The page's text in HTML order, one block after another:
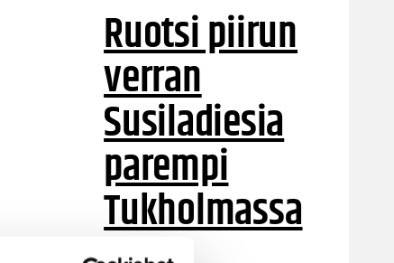
Ruotsi piirun
verran
Susiladiesia
parempi
Tukholmassa